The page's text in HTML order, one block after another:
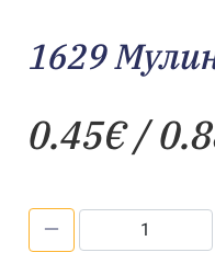
1629
0.45€/